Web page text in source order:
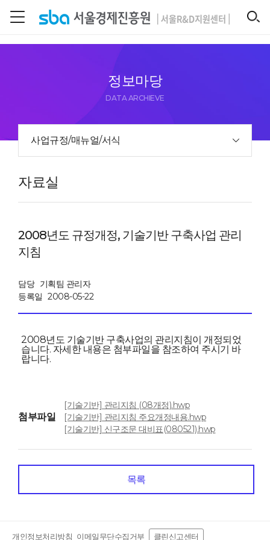
정보마당
DATA ARCHIEVE
사업규정/매뉴얼/서식
자료실
2008년도 규정개정, 기술기반 구축사업 관리
지침
담당 기획팀 관리자
등록일 2008-05-22
2008년도 기술기반 구축사업의 관리지침이 개정되었
습니다. 자세한 내용은 첨부파일을 참조하여 주시기 바
랍니다.
첨부파일
[기술기반] 관리지침 (08개정).hwp
[기술기반] 관리지침 주요개정내용.hwp
[기술기반] 신구조문 대비표(080521).hwp
목록
개인정보처리방침 이메일무단수집거부 클린신고센터